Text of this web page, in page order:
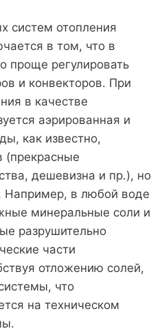
систем отопления
в том, что в
проще регулировать
и конвекторов. При
в качестве
аэрированная и
как известно,
(прекрасные
дешевизна и пр.), но
Например, в любой воде
минеральные соли и
разрушительно
части
отложению солей,
что
на техническом